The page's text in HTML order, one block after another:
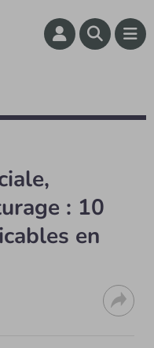
: 10
en